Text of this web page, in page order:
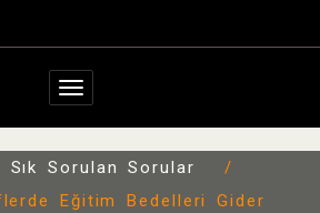
Navigasyonu değiştir
Sık Sorulan Sorular /
Eğitim Bedelleri Gider